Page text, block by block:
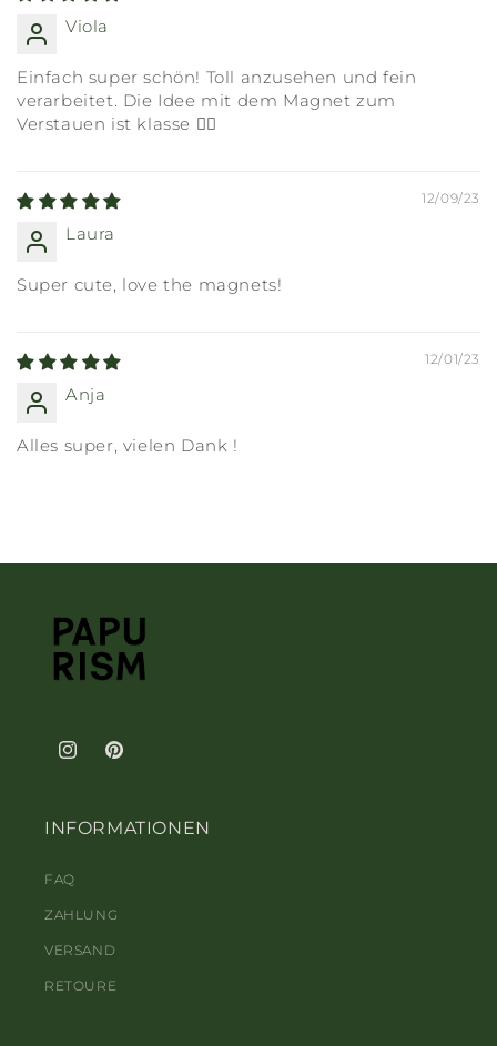
Viola
Einfach super schön! Toll anzusehen und fein
verarbeitet. Die Idee mit dem Magnet zum
Verstauen ist klasse 👌🏼
12/09/23
Laura
Super cute, love the magnets!
12/01/23
Anja
Alles super, vielen Dank !
InstagramPinterest
INFORMATIONEN
FAQ
ZAHLUNG
VERSAND
RETOURE